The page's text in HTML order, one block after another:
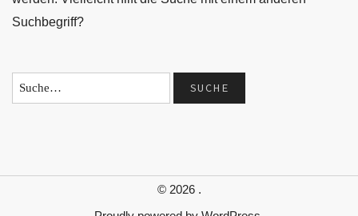
Suchbegriff?
© 2026 .